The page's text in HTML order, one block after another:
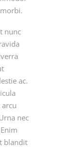
nunc
ac.
nec
blandit